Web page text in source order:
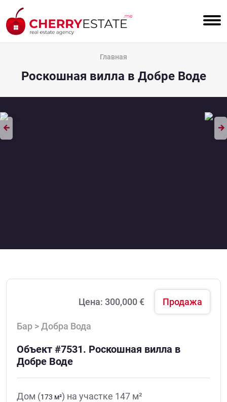
Главная
Роскошная вилла в Добре Воде
Продажа
Цена: 300,000 €
Бар > Добра Вода
Объект #7531. Роскошная вилла в
Добре Воде
Дом (173 м²) на участке 147 м²